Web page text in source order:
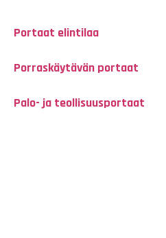
Portaat elintilaa
Porraskäytävän portaat
Palo- ja teollisuusportaat